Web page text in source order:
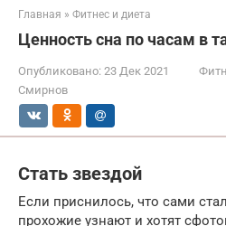
Главная » Фитнес и диета
Ценность сна по часам в
Опубликовано: 23 Дек 2021
Смирнов
Стать звездой
Если приснилось, что сами
прохожие узнают и хотят